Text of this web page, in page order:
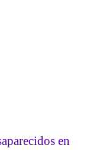
en